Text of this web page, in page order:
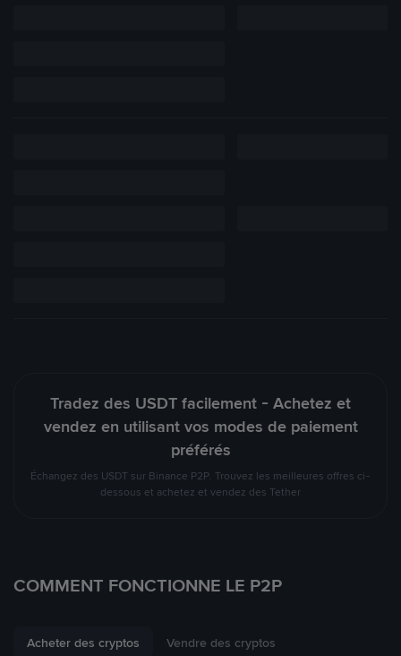
Tradez des USDT facilement - Achetez et
vendez en utilisant vos modes de paiement
préférés
Échangez des USDT sur Binance P2P. Trouvez les meilleures offres ci-
dessous et achetez et vendez des Tether
COMMENT FONCTIONNE LE P2P
Acheter des cryptos Vendre des cryptos